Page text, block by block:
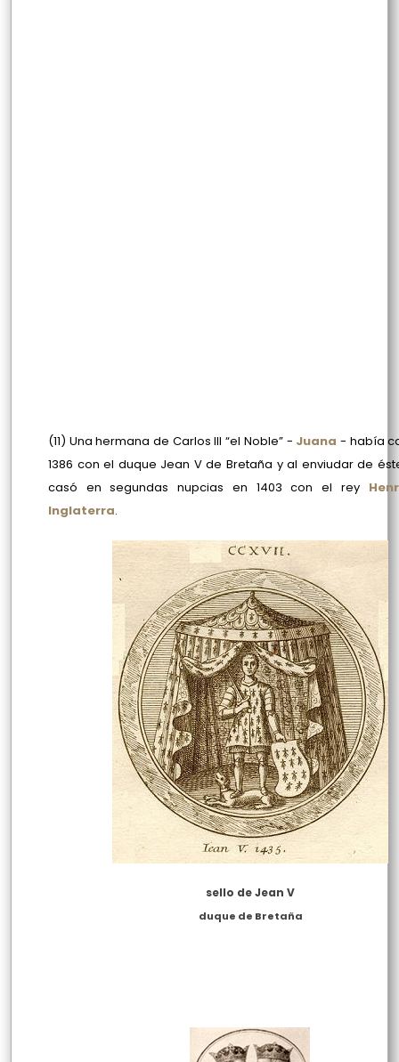
(11) Una hermana de Carlos III “el Noble” - Juana - había
1386 con el duque Jean V de Bretaña y al enviudar de
casó en segundas nupcias en 1403 con el rey
Inglaterra.
sello de Jean V
duque de Bretaña